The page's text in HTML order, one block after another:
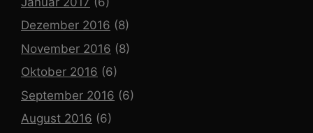
Dezember 2016 (8)
November 2016 (8)
Oktober 2016 (6)
September 2016 (6)
August 2016 (6)